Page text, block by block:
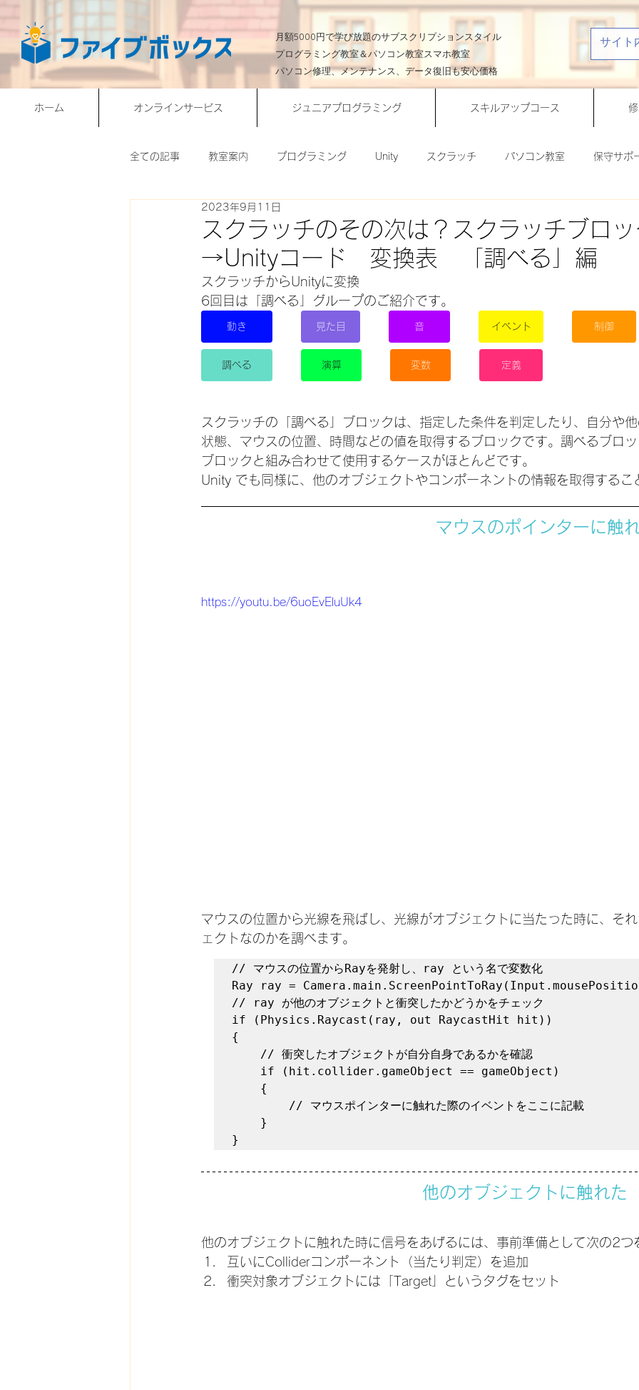
​月額5000円で学び放題のサブスクリプションスタイル
プログラミング教室＆パソコン教室スマホ教室
パソコン修理、メンテナンス、データ復旧も安心価格
ホーム オンラインサービス ジュニアプログラミング スキルアップコース
全ての記事 教室案内 プログラミング Unity スクラッチ パソコン教室 保守サポ
会員様作品 Webサイト構築
NEWS Office活用術 一分間Unity講座 一分間スクラッチ講座
スクラッチのその次は？スクラッチブロッ
→Unityコード 変換表 「調べる」編
2023年9月11日
スクラッチからUnityに変換
6回目は「調べる」グループのご紹介です。
動き 見た目 音 イベント 制御
調べる 演算 変数 定義
スクラッチの「調べる」ブロックは、指定した条件を判定したり、自分や
状態、マウスの位置、時間などの値を取得するブロックです。調べるブロ
ブロックと組み合わせて使用するケースがほとんどです。
Unity でも同様に、他のオブジェクトやコンポーネントの情報を取得するこ
マウスのポインターに触
https://youtu.be/6uoEvEluUk4
マウスの位置から光線を飛ばし、光線がオブジェクトに当たった時に、そ
ェクトなのかを調べます。
// マウスの位置からRayを発射し、ray という名で変数化
Ray ray =
// ray が他のオブジェクトと衝突したかどうかをチェック
if (Physics.Raycast(ray, out RaycastHit hit))
{
}
他のオブジェクトに触れた
他のオブジェクトに触れた時に信号をあげるには、事前準備として次の2つ
互いにColliderコンポーネント（当たり判定）を追加
衝突対象オブジェクトには「Target」というタグをセット